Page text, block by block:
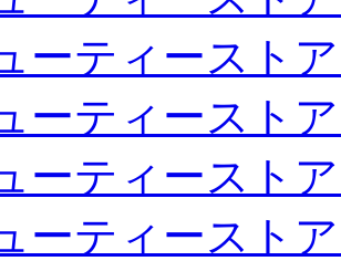
ーティースト
ーティースト
ーティースト
ーティースト